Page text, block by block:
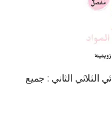
الثلاثي الثاني : جميع